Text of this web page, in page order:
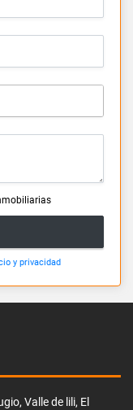
y privacidad
Valle de lili, El